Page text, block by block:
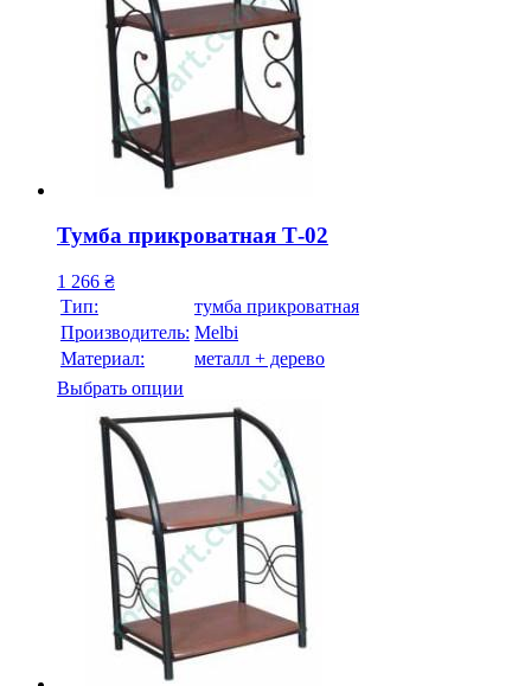
Тумба прикроватная Т-02
1 266 ₴
Тип:
тумба прикроватная
Производитель: Melbi
Материал:
металл + дерево
Выбрать опции